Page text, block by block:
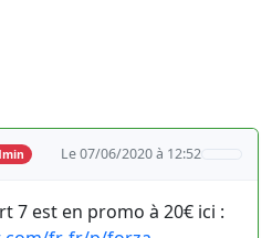
Le 07/06/2020 à 12:52
7 est en promo à 20€ ici :